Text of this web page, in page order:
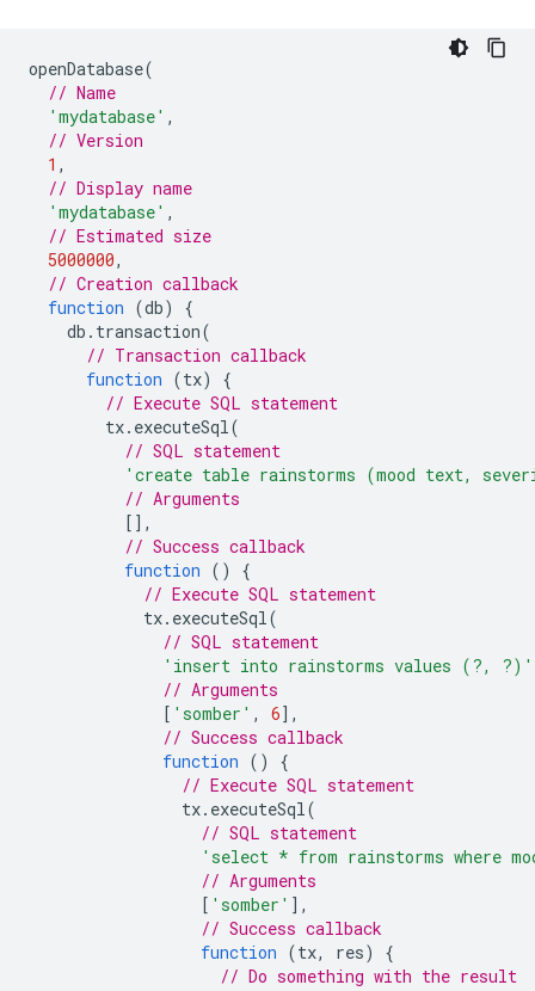
openDatabase(
// Name
'mydatabase' ,
// Version
1 ,
// Display name
'mydatabase' ,
// Estimated size
5000000,
// Creation callback
function (db)
{
db . transaction(
// Transaction callback
function (tx)
{
// Execute SQL statement
tx. executeSql(
// SQL statement
'create table rainstorms (mood text,
// Arguments
[],
// Success callback
function ()
{
// Execute SQL statement
tx. executeSql(
// SQL statement
'insert into rainstorms values (?, ?)'
// Arguments
[ 'somber' , 6],
// Success callback
function ()
{
// Execute SQL statement
tx. executeSql(
// SQL statement
'select * from rainstorms where
// Arguments
[ 'somber' ],
// Success callback
function (tx, res)
{
// Do something with the result